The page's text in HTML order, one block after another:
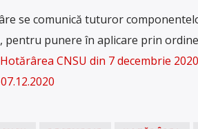
se comunică tuturor
pentru punere în aplicare prin
Hotărârea CNSU din 7 decembrie 2020